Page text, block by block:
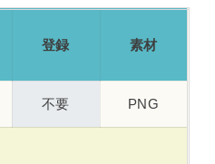
登録 素材
不要 PNG